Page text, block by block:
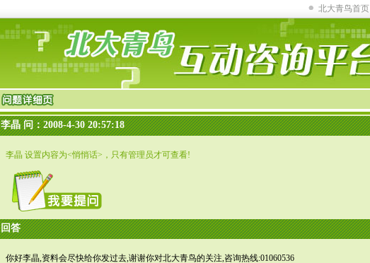
北大青鸟首页
李晶 问：2008-4-30 20:57:18
李晶 设置内容为<悄悄话>，只有管理员才可查看!
回答
你好李晶,资料会尽快给你发过去,谢谢你对北大青鸟的关注,咨询热线:01060536